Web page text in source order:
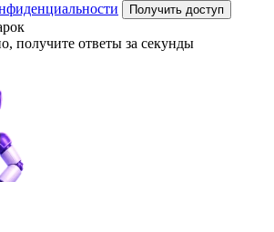
Получить доступ
получите ответы за секунды